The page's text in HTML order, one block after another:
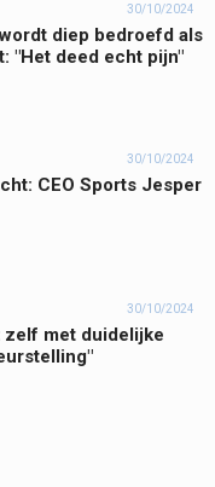
30/10/2024
diep bedroefd als
"Het deed echt pijn"
30/10/2024
CEO Sports Jesper
30/10/2024
met duidelijke